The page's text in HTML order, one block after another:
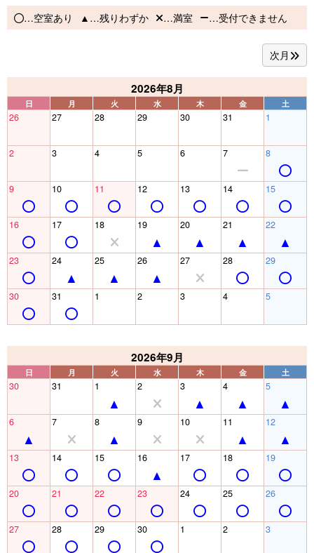
…空室あり …残りわずか …満室 …受付できません
次月
2026年8月
日 月 火 水 木 金 土
26 27 28 29 30 31 1
2 3 4 5 6 7 8
9 10 11 12 13 14 15
16 17 18 19 20 21 22
23 24 25 26 27 28 29
30 31 1 2 3 4 5
2026年9月
日 月 火 水 木 金 土
30 31 1 2 3 4 5
6 7 8 9 10 11 12
13 14 15 16 17 18 19
20 21 22 23 24 25 26
27 28 29 30 1 2 3